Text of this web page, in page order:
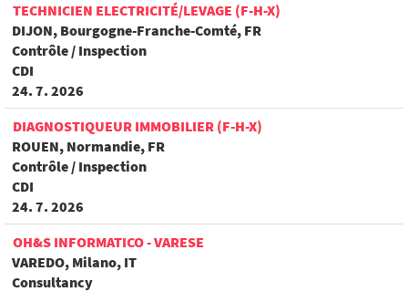
TECHNICIEN ELECTRICITÉ/LEVAGE (F-H-X)
DIJON, Bourgogne-Franche-Comté, FR
Contrôle / Inspection
CDI
24. 7. 2026
DIAGNOSTIQUEUR IMMOBILIER (F-H-X)
ROUEN, Normandie, FR
Contrôle / Inspection
CDI
24. 7. 2026
OH&S INFORMATICO - VARESE
VAREDO, Milano, IT
Consultancy